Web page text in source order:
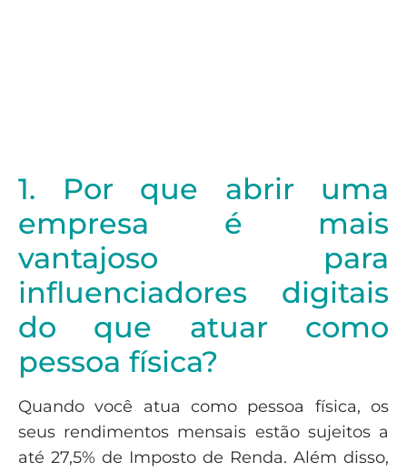
1. Por que abrir uma
empresa é mais
vantajoso para
influenciadores digitais
do que atuar como
pessoa física?
Quando você atua como pessoa física, os
seus rendimentos mensais estão sujeitos a
até 27,5% de Imposto de Renda. Além disso,